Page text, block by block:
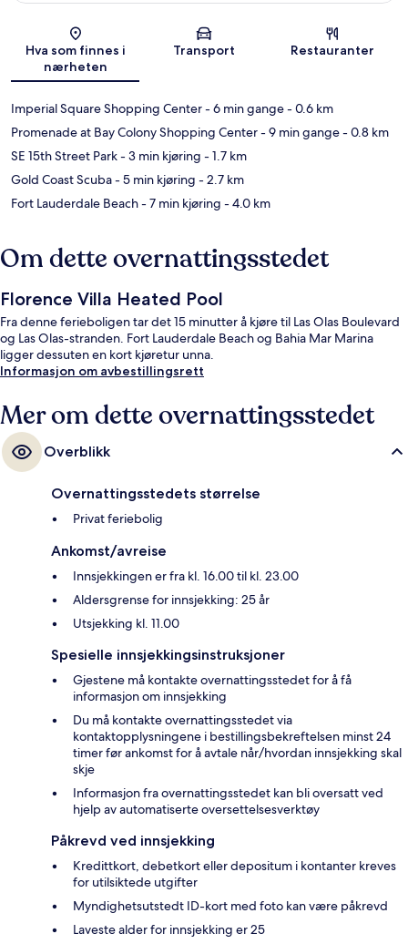
Kart
Hva som finnes i
nærheten
Transport Restauranter
Imperial Square Shopping Center- 6 min gange- 0.6 km
Promenade at Bay Colony Shopping Center- 9 min gange- 0.8 km
SE 15th Street Park- 3 min kjøring - 1.7 km
Gold Coast Scuba- 5 min kjøring - 2.7 km
Fort Lauderdale Beach- 7 min kjøring - 4.0 km
Om dette overnattingsstedet
Florence Villa Heated Pool
Fra denne ferieboligen tar det 15 minutter å kjøre til Las Olas Boulevard
og Las Olas-stranden. Fort Lauderdale Beach og Bahia Mar Marina
ligger dessuten en kort kjøretur unna.
Informasjon om avbestillingsrett
Mer om dette overnattingsstedet
Overblikk
Overnattingsstedets størrelse
Privat feriebolig
Ankomst/avreise
Innsjekkingen er fra kl. 16.00 til kl. 23.00
Aldersgrense for innsjekking: 25 år
Utsjekking kl. 11.00
Spesielle innsjekkingsinstruksjoner
Gjestene må kontakte overnattingsstedet for å få
informasjon om innsjekking
Du må kontakte overnattingsstedet via
kontaktopplysningene i bestillingsbekreftelsen minst 24
timer før ankomst for å avtale når/hvordan innsjekking skal
skje
Informasjon fra overnattingsstedet kan bli oversatt ved
hjelp av automatiserte oversettelsesverktøy
Påkrevd ved innsjekking
Kredittkort, debetkort eller depositum i kontanter kreves
for utilsiktede utgifter
Myndighetsutstedt ID-kort med foto kan være påkrevd
Laveste alder for innsjekking er 25